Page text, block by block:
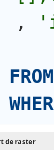
,
FROM
de raster